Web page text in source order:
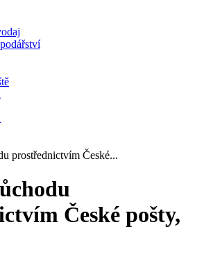
prostřednictvím České...
České pošty,